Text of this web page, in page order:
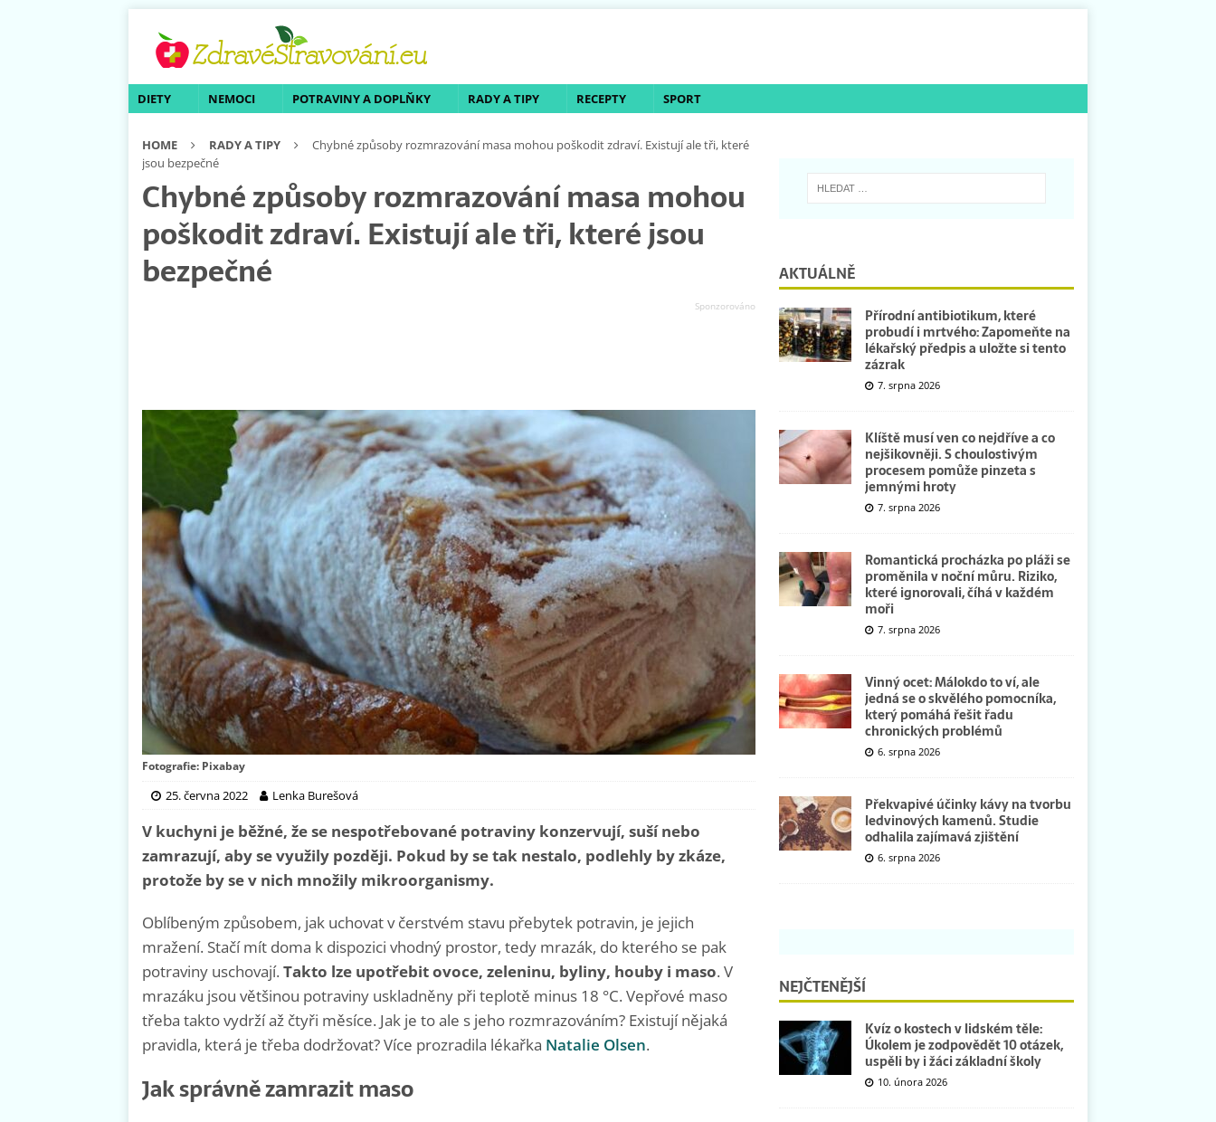
DIETY NEMOCI POTRAVINY A DOPLŇKY RADY A TIPY RECEPTY SPORT
HOME RADY A TIPY
Chybné způsoby rozmrazování masa mohou poškodit zdraví. Existují ale tři, které
jsou bezpečné
Chybné způsoby rozmrazování masa mohou
poškodit zdraví. Existují ale tři, které jsou
bezpečné
Fotografie: Pixabay
25. června 2022 Lenka Burešová
V kuchyni je běžné, že se nespotřebované potraviny konzervují, suší nebo
zamrazují, aby se využily později. Pokud by se tak nestalo, podlehly by zkáze,
protože by se v nich množily mikroorganismy.
Oblíbeným způsobem, jak uchovat v čerstvém stavu přebytek potravin, je jejich
mražení. Stačí mít doma k dispozici vhodný prostor, tedy mrazák, do kterého se pak
potraviny uschovají. Takto lze upotřebit ovoce, zeleninu, byliny, houby i maso. V
mrazáku jsou většinou potraviny uskladněny při teplotě minus 18 °C. Vepřové maso
třeba takto vydrží až čtyři měsíce. Jak je to ale s jeho rozmrazováním? Existují nějaká
pravidla, která je třeba dodržovat? Více prozradila lékařka Natalie Olsen.
Jak správně zamrazit maso
AKTUÁLNĚ
Přírodní antibiotikum, které
probudí i mrtvého: Zapomeňte na
lékařský předpis a uložte si tento
zázrak
7. srpna 2026
Klíště musí ven co nejdříve a co
nejšikovněji. S choulostivým
procesem pomůže pinzeta s
jemnými hroty
7. srpna 2026
Romantická procházka po pláži se
proměnila v noční můru. Riziko,
které ignorovali, číhá v každém
moři
7. srpna 2026
Vinný ocet: Málokdo to ví, ale
jedná se o skvělého pomocníka,
který pomáhá řešit řadu
chronických problémů
6. srpna 2026
Překvapivé účinky kávy na tvorbu
ledvinových kamenů. Studie
odhalila zajímavá zjištění
6. srpna 2026
NEJČTENĚJŠÍ
Kvíz o kostech v lidském těle:
Úkolem je zodpovědět 10 otázek,
uspěli by i žáci základní školy
10. února 2026